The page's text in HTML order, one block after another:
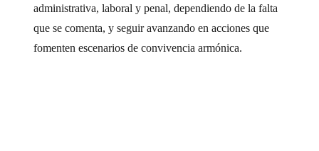
administrativa, laboral y penal, dependiendo de la falta
que se comenta, y seguir avanzando en acciones que
fomenten escenarios de convivencia armónica.